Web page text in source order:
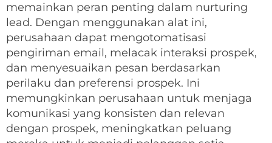
memainkan peran penting dalam nurturing
lead. Dengan menggunakan alat ini,
perusahaan dapat mengotomatisasi
pengiriman email, melacak interaksi prospek,
dan menyesuaikan pesan berdasarkan
perilaku dan preferensi prospek. Ini
memungkinkan perusahaan untuk menjaga
komunikasi yang konsisten dan relevan
dengan prospek, meningkatkan peluang